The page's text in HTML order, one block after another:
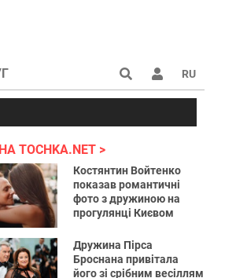
RU
2022
TOCHKA.NET
Костянтин Войтенко
показав романтичні
фото з дружиною на
прогулянці Києвом
Дружина Пірса
Броснана привітала
його зі срібним весіллям